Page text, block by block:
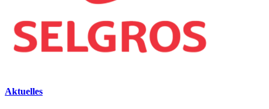
Aktuelles